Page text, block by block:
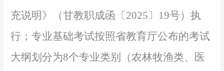
充说明》（甘教职成函 〔2025〕 19号）执
行 ；专业基础考试按照省教育厅公布的考试
大纲划分为8个专业类别（农林牧渔类、医